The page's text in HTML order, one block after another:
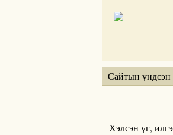
Сайтын үндсэн
Хэлсэн үг,